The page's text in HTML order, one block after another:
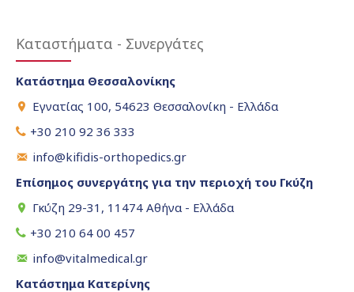
Καταστήματα - Συνεργάτες
Κατάστημα Θεσσαλονίκης
Εγνατίας 100, 54623 Θεσσαλονίκη - Ελλάδα
+30 210 92 36 333
info@kifidis-orthopedics.gr
Επίσημος συνεργάτης για την περιοχή του Γκύζη
Γκύζη 29-31, 11474 Αθήνα - Ελλάδα
+30 210 64 00 457
info@vitalmedical.gr
Κατάστημα Κατερίνης